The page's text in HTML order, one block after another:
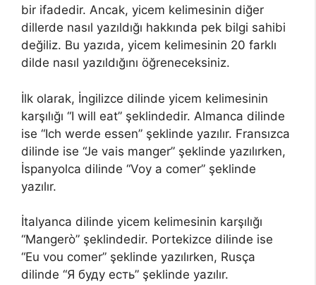
bir ifadedir. Ancak, yicem kelimesinin diğer
dillerde nasıl yazıldığı hakkında pek bilgi sahibi
değiliz. Bu yazıda, yicem kelimesinin 20 farklı
dilde nasıl yazıldığını öğreneceksiniz.
İlk olarak, İngilizce dilinde yicem kelimesinin
karşılığı “I will eat” şeklindedir. Almanca dilinde
ise “Ich werde essen” şeklinde yazılır. Fransızca
dilinde ise “Je vais manger” şeklinde yazılırken,
İspanyolca dilinde “Voy a comer” şeklinde
yazılır.
İtalyanca dilinde yicem kelimesinin karşılığı
“Mangerò” şeklindedir. Portekizce dilinde ise
“Eu vou comer” şeklinde yazılırken, Rusça
dilinde “Я буду есть” şeklinde yazılır.